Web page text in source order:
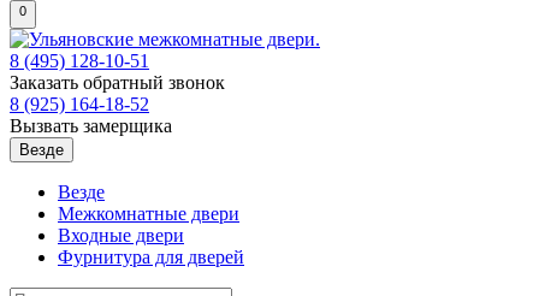
0
8 (495) 128-10-51
Заказать обратный звонок
8 (925) 164-18-52
Вызвать замерщика
Везде
Везде
Межкомнатные двери
Входные двери
Фурнитура для дверей